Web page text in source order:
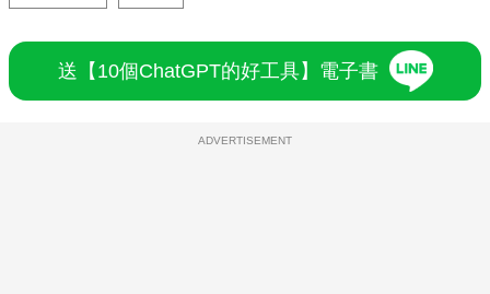
送【10個ChatGPT的好工具】電子書
ADVERTISEMENT